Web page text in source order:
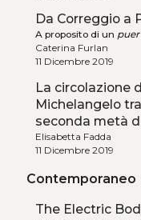
Da Correggio a
A proposito di un
Caterina Furlan
11 Dicembre 2019
La circolazione
Michelangelo
seconda metà
Elisabetta Fadda
11 Dicembre 2019
Contemporaneo
The Electric